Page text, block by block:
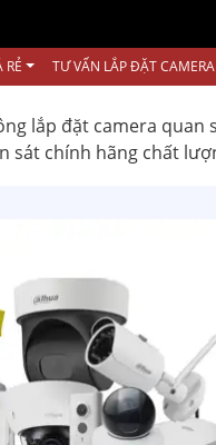
RẺ TƯ VẤN LẮP ĐẶT
lắp đặt camera quan
sát chính hãng chất